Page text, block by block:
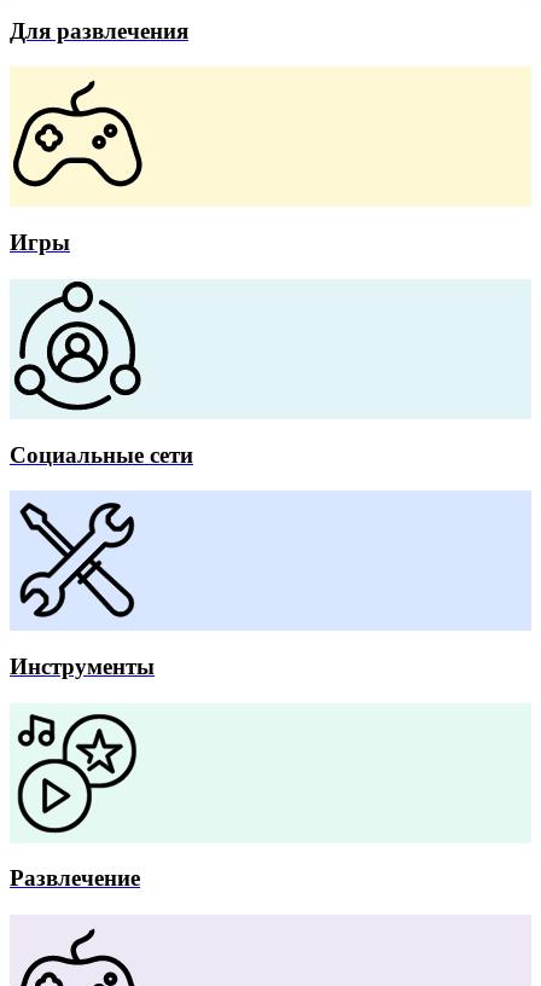
Для развлечения
Игры
Социальные сети
Инструменты
Развлечение